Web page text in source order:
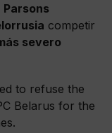
Parsons
competir
severo
to refuse the
Belarus for the